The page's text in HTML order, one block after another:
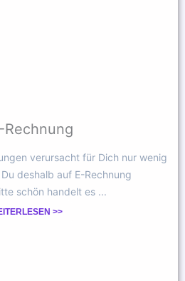
verursacht für Dich nur wenig
deshalb auf E-Rechnung
schön handelt es ...
>>